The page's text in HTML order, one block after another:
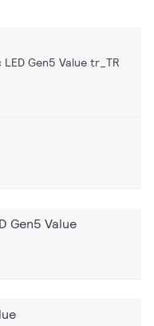
Gen5 Value tr_TR
Gen5 Value